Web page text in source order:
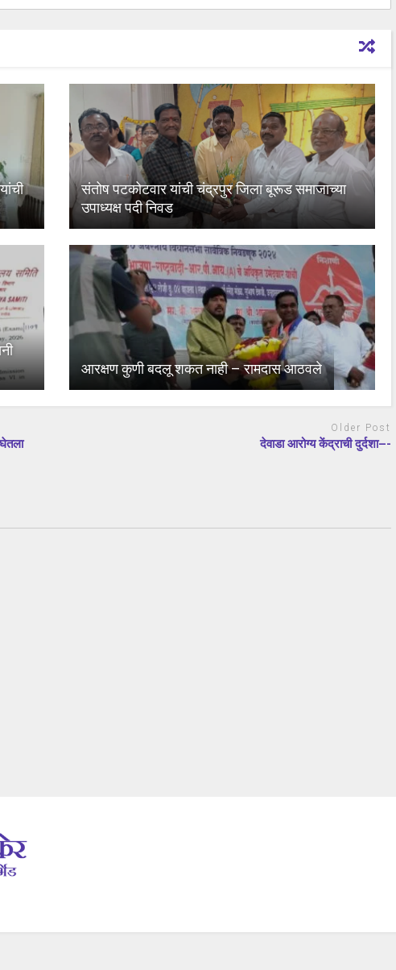
संतोष पटकोटवार यांची चंद्रपुर जिला बूरूड समाजाच्या
उपाध्यक्ष पदी निवड
आरक्षण कुणी बदलू शकत नाही – रामदास आठवले
Older Post
देवाडा आरोग्य केंद्राची दुर्दशा–-